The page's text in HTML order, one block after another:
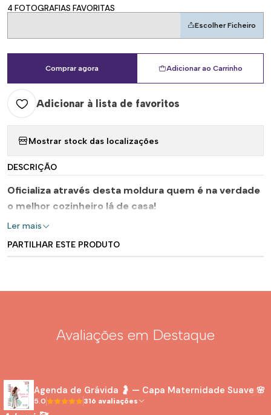
4 FOTOGRAFIAS FAVORITAS
Escolher Ficheiro
Adicionar ao Carrinho
Comprar agora
Adicionar à lista de favoritos
Mostrar stock das localizações
DESCRIÇÃO
Oficializa através desta moldura quem é na verdade
o melhor cozinheiro lá de casa!
Ler mais
PARTILHAR ESTE PRODUTO
Avaliações em Destaque
Agenda de Grávida 🤰 — Capa Maternidade Suave 🌸
5.0 316 avaliações